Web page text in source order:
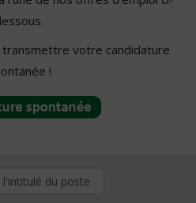
transmettre votre candidature
!